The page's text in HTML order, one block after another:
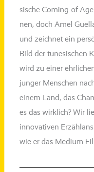
si­sche Coming-of-
nen, doch Amel
und zeich­net ein
Bild der tune­si­schen
wird zu einer
jun­ger Menschen
einem Land, das
es das wirk­lich? Wir
inno­va­ti­ven
wie er das Medium